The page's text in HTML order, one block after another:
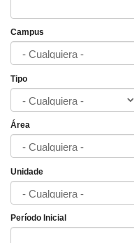
Campus
Tipo
Área
Unidade
Período Inicial